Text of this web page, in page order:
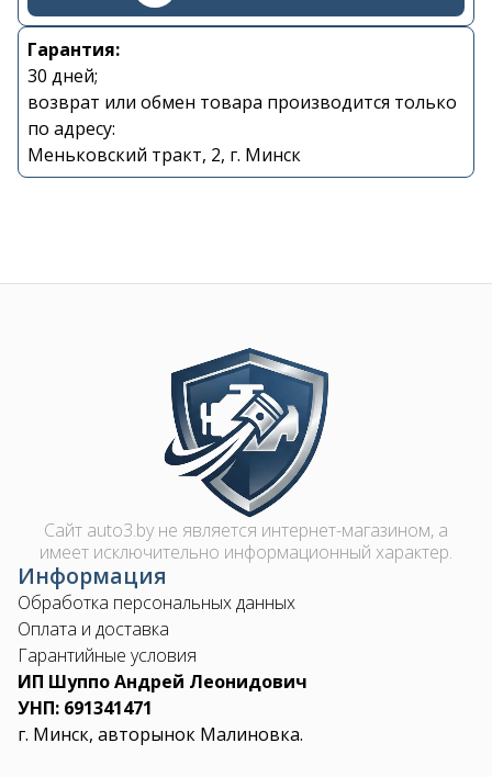
Гарантия:
30 дней;
возврат или обмен товара производится только
по адресу:
Меньковский тракт, 2, г. Минск
shupik21@bk.ru
Image
Сайт auto3.by не является интернет-магазином, а
имеет исключительно информационный характер.
Информация
Обработка персональных данных
Оплата и доставка
Гарантийные условия
ИП Шуппо Андрей Леонидович
УНП: 691341471
г. Минск, авторынок Малиновка.